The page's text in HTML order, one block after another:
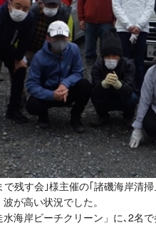
残す会｣様主催の｢諸磯海岸清
が高い状況でした。
海岸ビーチクリーン」に､2名